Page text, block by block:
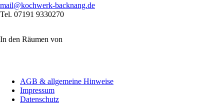
mail@kochwerk-backnang.de
Tel. 07191 9330270
In den Räumen von
überspringenAGB & allgemeine Hinweise
Impressum
Datenschutz